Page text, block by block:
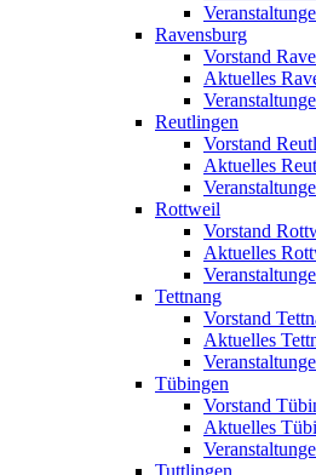
Ravensburg
Vorstand
Aktuelles
Reutlingen
Vorstand
Aktuelles
Rottweil
Vorstand
Aktuelles
Tettnang
Vorstand
Aktuelles
Tübingen
Vorstand
Aktuelles
Tuttlingen